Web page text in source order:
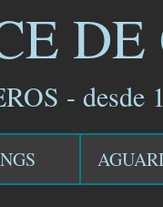
DE
- desde